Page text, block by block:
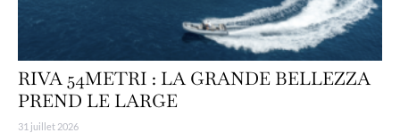
RIVA 54METRI : LA GRANDE BELLEZZA
PREND LE LARGE
31 juillet 2026